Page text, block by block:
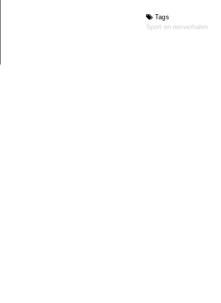
Tags
Sport en reisverhalen